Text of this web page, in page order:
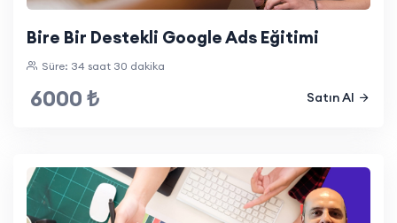
Bire Bir Destekli Google Ads Eğitimi
Süre: 34 saat 30 dakika
6000 ₺ Satın Al